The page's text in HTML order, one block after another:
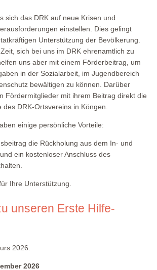
sich das DRK auf neue Krisen und
einstellen. Dies gelingt
Unterstützung der Bevölkerung.
sich bei uns im DRK ehrenamtlich zu
uns aber mit einem Förderbeitrag, um
in der Sozialarbeit, im Jugendbereich
bewältigen zu können. Darüber
Fördermitglieder mit ihrem Beitrag direkt die
DRK-Ortsvereins in Köngen.
einige persönliche Vorteile:
die Rückholung aus dem In- und
ein kostenloser Anschluss des
Ihre Unterstützung.
unseren Erste Hilfe-
2026:
2026